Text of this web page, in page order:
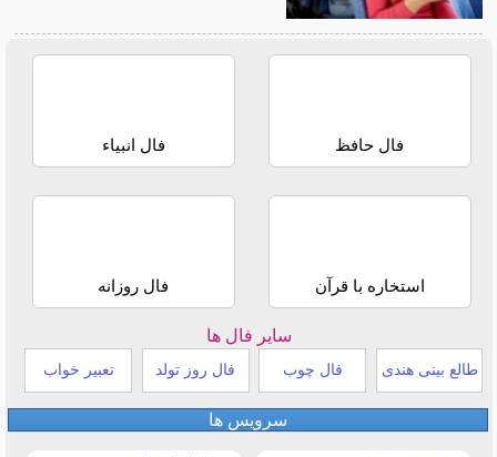
فال حافظ فال انبیاء
استخاره با قرآن فال روزانه
سایر فال ها
طالع بینی هندی فال چوب فال روز تولد تعبیر خواب
سرویس ها